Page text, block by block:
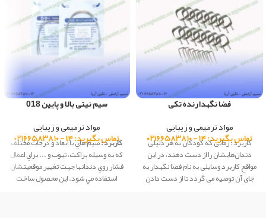
فضا نگهدارنده تکی
مواد ترمیمی و زیبایی
تماس بگیرید: ۱۴ - ۰۲۱۶۶۵۸۳۸۱۰
کاربرد : زمانی که كودكان به هر دلیلی
دندان‌هایشان را از دست دهند، در این
مواقع كاربرد وسایلی به نام فضا نگهدار به
جای آن توصیه می ‌گردد تا از دست دادن
سیم نیتی بالا و پایین 018
مواد ترمیمی و زیبایی
تماس بگیرید: ۱۴ - ۰۲۱۶۶۵۸۳۸۱۰
کاربرد :سيم هاي با ابعاد و درجات مختلف
كه به وسيله براكت، تيوب و ... براي اعمال
فشار روي دندانها جهت تغيير موقعيتشان
استفاده مي شود. این محصول ساخت